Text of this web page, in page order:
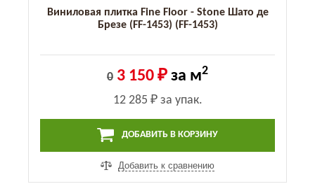
Виниловая плитка Fine Floor - Stone Шато де
Брезе (FF-1453) (FF-1453)
0 3 150 ₽ за м2
12 285 ₽за упак.
ДОБАВИТЬ В КОРЗИНУ
Добавить к сравнению